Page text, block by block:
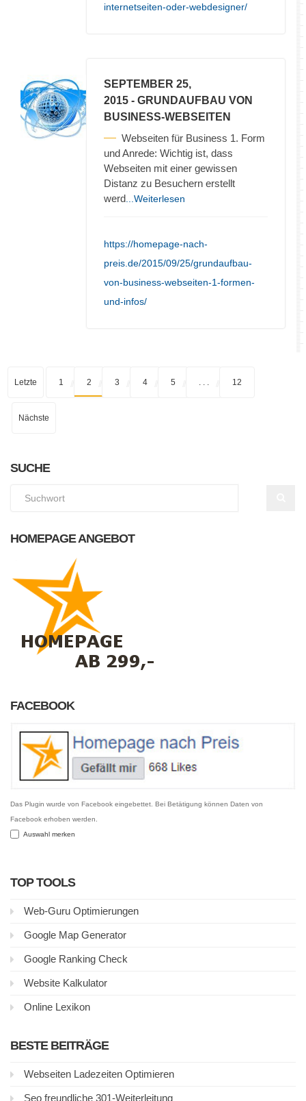
internetseiten-oder-webdesigner/
SEPTEMBER 25,
2015 - GRUNDAUFBAU VON
BUSINESS-WEBSEITEN
Webseiten für Business 1. Form
und Anrede: Wichtig ist, dass
Webseiten mit einer gewissen
Distanz zu Besuchern erstellt
werd ...Weiterlesen
https://homepage-nach-
preis.de/2015/09/25/grundaufbau-
von-business-webseiten-1-formen-
und-infos/
Letzte 1 2 3 4 5 12
Nächste
SUCHE
HOMEPAGE ANGEBOT
FACEBOOK
Das Plugin wurde von Facebook eingebettet. Bei Betätigung können Daten von
Facebook erhoben werden.
Auswahl merken
TOP TOOLS
Web-Guru Optimierungen
Google Map Generator
Google Ranking Check
Website Kalkulator
Online Lexikon
BESTE BEITRÄGE
Webseiten Ladezeiten Optimieren
Seo freundliche 301-Weiterleitung